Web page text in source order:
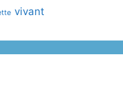
vivant